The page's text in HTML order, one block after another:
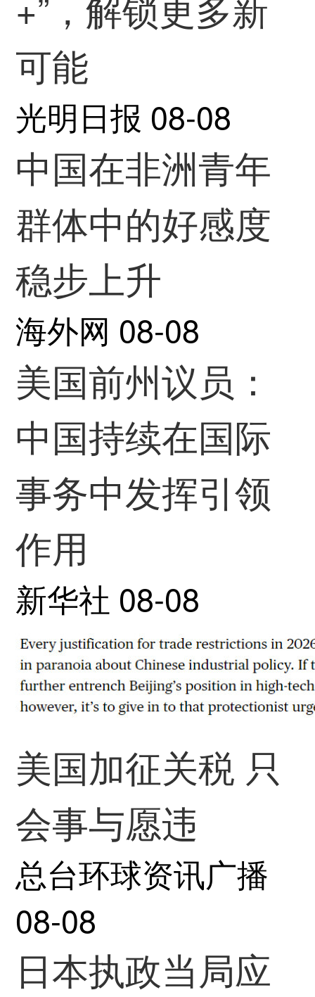
可能
光明日报 08-08
中国在非洲青年
群体中的好感度
稳步上升
海外网 08-08
美国前州议员：
中国持续在国际
事务中发挥引领
作用
新华社 08-08
美国加征关税 只
会事与愿违
总台环球资讯广播
08-08
日本执政当局应